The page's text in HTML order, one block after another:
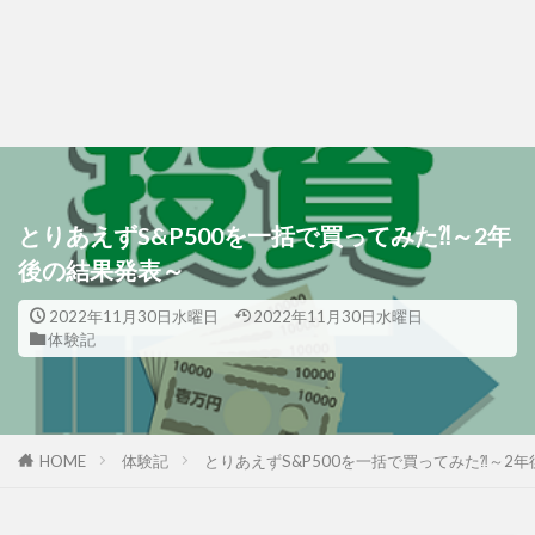
とりあえずS&P500を一括で買ってみた⁈～2年
後の結果発表～
2022年11月30日水曜日
2022年11月30日水曜日
体験記
HOME 体験記 とりあえずS&P500を一括で買ってみた⁈～2年